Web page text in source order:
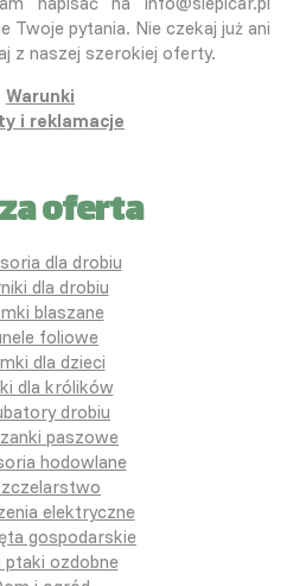
Twoje pytania. Nie czekaj już ani
z naszej szerokiej oferty.
Warunki
i reklamacje
oferta
dla drobiu
dla drobiu
blaszane
foliowe
dla dzieci
dla królików
drobiu
paszowe
hodowlane
elektryczne
gospodarskie
ptaki ozdobne